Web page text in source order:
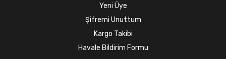
Yeni Üye
Şifremi Unuttum
Kargo Takibi
Havale Bildirim Formu